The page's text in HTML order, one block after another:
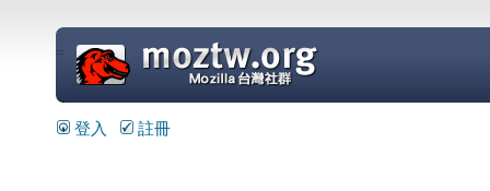
=
登入 註冊